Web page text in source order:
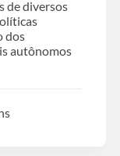
de diversos
dos
autônomos